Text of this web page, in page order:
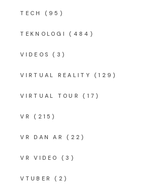
TECH (95)
TEKNOLOGI (484)
VIDEOS (3)
VIRTUAL REALITY (129)
VIRTUAL TOUR (17)
VR (215)
VR DAN AR (22)
VR VIDEO (3)
VTUBER (2)